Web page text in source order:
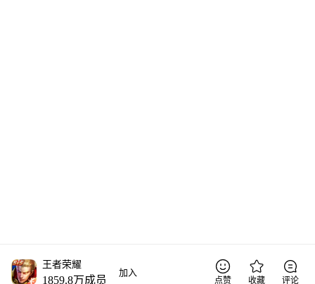
王者荣耀
1859.8万成员
加入
点赞 收藏 评论